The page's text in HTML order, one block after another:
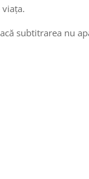
subtitrarea nu
peste